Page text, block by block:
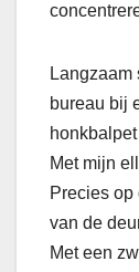
Langzaam
bureau bij
Met mijn
Precies op
van de
Met een